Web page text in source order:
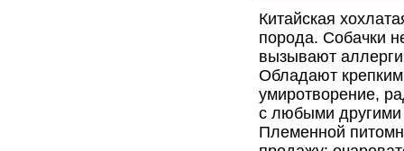
Китайская
порода. Собачки
вызывают
Обладают
умиротворение,
с любыми
Племенной